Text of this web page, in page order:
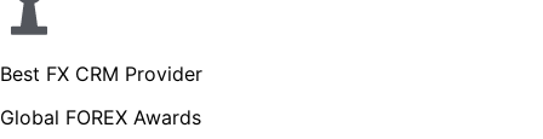
Best FX CRM Provider
Global FOREX Awards